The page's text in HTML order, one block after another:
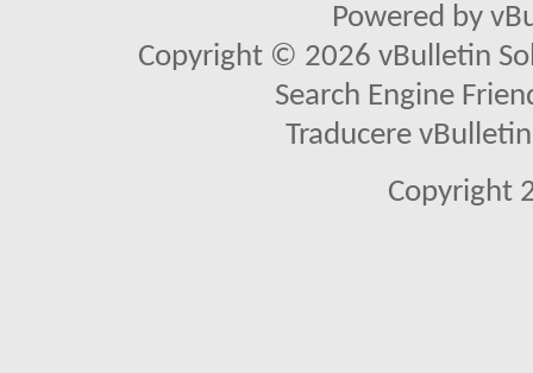
Powered by
Copyright © 2026 vBulletin
Search Engine
Traducere
Copyright